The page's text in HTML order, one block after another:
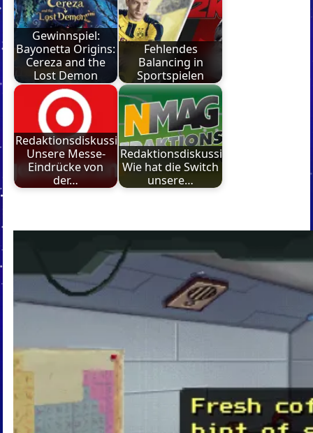
Gewinnspiel:
Bayonetta Origins:
Cereza and the
Lost Demon
Fehlendes
Balancing in
Sportspielen
Redaktionsdiskussion:
Unsere Messe-
Eindrücke von
der…
Redaktionsdiskussion:
Wie hat die Switch
unsere…